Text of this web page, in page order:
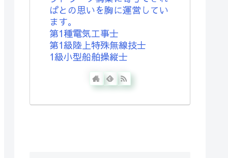
ばとの思いを胸に運営してい
ます。
第1種電気工事士
第1級陸上特殊無線技士
1級小型船舶操縦士